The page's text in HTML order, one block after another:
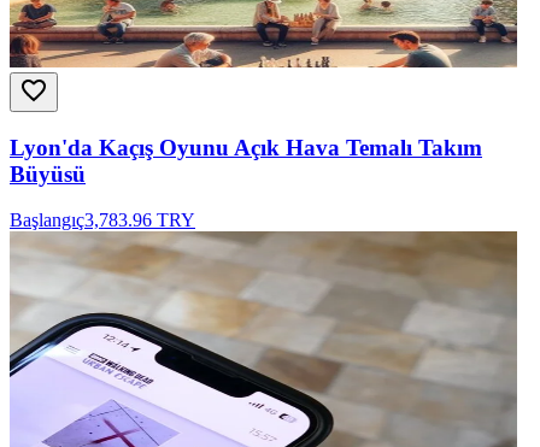
Lyon'da Kaçış Oyunu Açık Hava Temalı Takım
Büyüsü
Başlangıç3,783.96 TRY